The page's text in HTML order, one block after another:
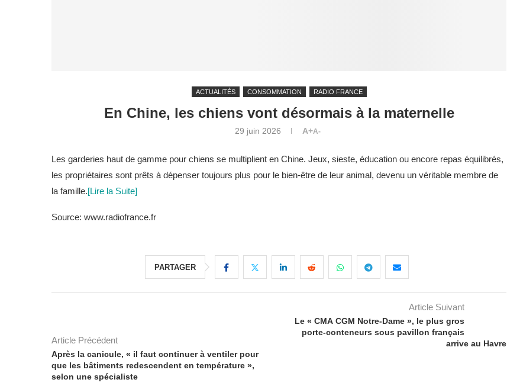
ACTUALITÉS CONSOMMATION RADIO FRANCE
En Chine, les chiens vont désormais à la maternelle
29 juin 2026 A+A-
Les garderies haut de gamme pour chiens se multiplient en Chine. Jeux, sieste, éducation ou encore repas équilibrés,
les propriétaires sont prêts à dépenser toujours plus pour le bien-être de leur animal, devenu un véritable membre de
la famille.[Lire la Suite]
Source: www.radiofrance.fr
PARTAGER
Article Précédent
Après la canicule, « il faut continuer à ventiler pour
que les bâtiments redescendent en température »,
selon une spécialiste
Article Suivant
Le « CMA CGM Notre-Dame », le plus gros
porte-conteneurs sous pavillon français
arrive au Havre